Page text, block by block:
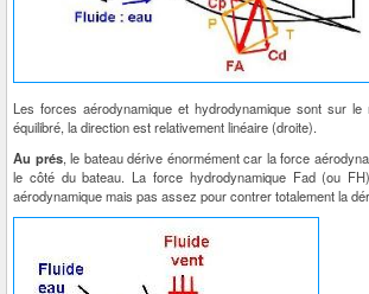
Les forces aérodynamique et hydrodynamique sont sur
équilibré, la direction est relativement linéaire (droite).
Au prés, le bateau dérive énormément car la force
le côté du bateau. La force hydrodynamique Fad (ou
aérodynamique mais pas assez pour contrer totalement la